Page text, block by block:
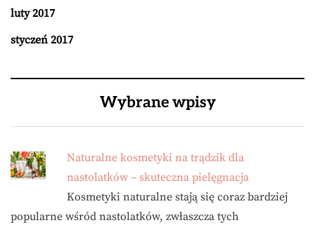
luty 2017
styczeń 2017
Wybrane wpisy
Naturalne kosmetyki na trądzik dla
nastolatków – skuteczna pielęgnacja
Kosmetyki naturalne stają się coraz bardziej
popularne wśród nastolatków, zwłaszcza tych